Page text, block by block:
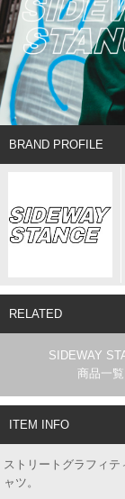
BRAND PROFILE
RELATED
SIDEWAY
商品一覧
ITEM INFO
ストリートグラフィ
ャツ。